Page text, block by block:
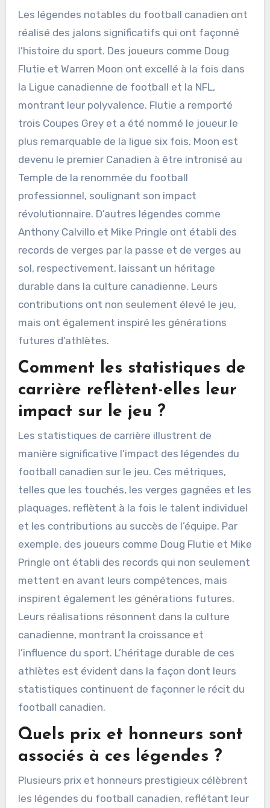
Les légendes notables du football canadien ont
réalisé des jalons significatifs qui ont façonné
l’histoire du sport. Des joueurs comme Doug
Flutie et Warren Moon ont excellé à la fois dans
la Ligue canadienne de football et la NFL,
montrant leur polyvalence. Flutie a remporté
trois Coupes Grey et a été nommé le joueur le
plus remarquable de la ligue six fois. Moon est
devenu le premier Canadien à être intronisé au
Temple de la renommée du football
professionnel, soulignant son impact
révolutionnaire. D’autres légendes comme
Anthony Calvillo et Mike Pringle ont établi des
records de verges par la passe et de verges au
sol, respectivement, laissant un héritage
durable dans la culture canadienne. Leurs
contributions ont non seulement élevé le jeu,
mais ont également inspiré les générations
futures d’athlètes.
Comment les statistiques de
carrière reflètent-elles leur
impact sur le jeu ?
Les statistiques de carrière illustrent de
manière significative l’impact des légendes du
football canadien sur le jeu. Ces métriques,
telles que les touchés, les verges gagnées et les
plaquages, reflètent à la fois le talent individuel
et les contributions au succès de l’équipe. Par
exemple, des joueurs comme Doug Flutie et Mike
Pringle ont établi des records qui non seulement
mettent en avant leurs compétences, mais
inspirent également les générations futures.
Leurs réalisations résonnent dans la culture
canadienne, montrant la croissance et
l’influence du sport. L’héritage durable de ces
athlètes est évident dans la façon dont leurs
statistiques continuent de façonner le récit du
football canadien.
Quels prix et honneurs sont
associés à ces légendes ?
Plusieurs prix et honneurs prestigieux célèbrent
les légendes du football canadien, reflétant leur